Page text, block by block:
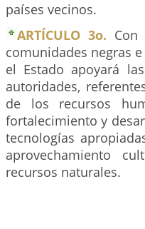
países vecinos.
ARTÍCULO 3o.
comunidades negras
el Estado apoyará
autoridades,
de los recursos
fortalecimiento y
tecnologías
aprovechamiento
recursos naturales.